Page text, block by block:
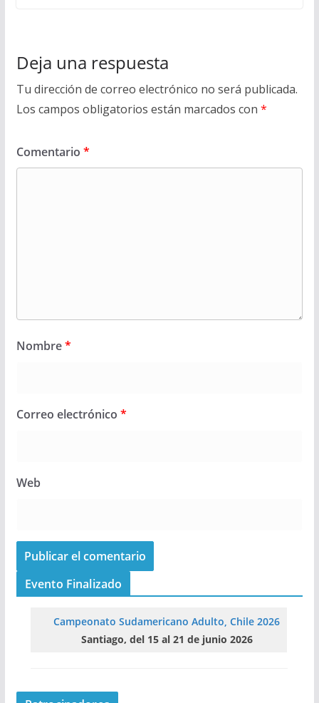
Deja una respuesta
Tu dirección de correo electrónico no será publicada.
Los campos obligatorios están marcados con *
Comentario *
Nombre*
Correo electrónico *
Web
Evento Finalizado
Campeonato Sudamericano Adulto, Chile 2026
Santiago, del 15 al 21 de junio 2026